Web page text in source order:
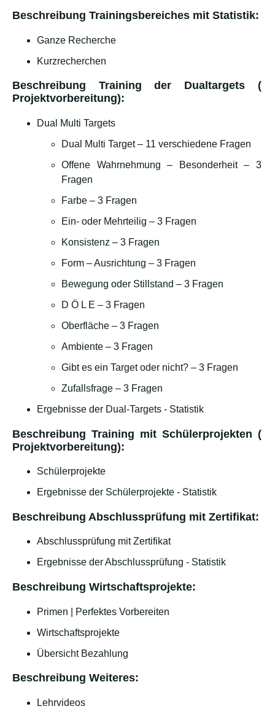
Beschreibung Trainingsbereiches mit Statistik:
Ganze Recherche
Kurzrecherchen
Beschreibung Training der Dualtargets (
Projektvorbereitung):
Dual Multi Targets
Dual Multi Target – 11 verschiedene Fragen
Offene Wahrnehmung – Besonderheit – 3
Fragen
Farbe – 3 Fragen
Ein- oder Mehrteilig – 3 Fragen
Konsistenz – 3 Fragen
Form – Ausrichtung – 3 Fragen
Bewegung oder Stillstand – 3 Fragen
D Ö L E – 3 Fragen
Oberfläche – 3 Fragen
Ambiente – 3 Fragen
Gibt es ein Target oder nicht? – 3 Fragen
Zufallsfrage – 3 Fragen
Ergebnisse der Dual-Targets - Statistik
Beschreibung Training mit Schülerprojekten (
Projektvorbereitung):
Schülerprojekte
Ergebnisse der Schülerprojekte - Statistik
Beschreibung Abschlussprüfung mit Zertifikat:
Abschlussprüfung mit Zertifikat
Ergebnisse der Abschlussprüfung - Statistik
Beschreibung Wirtschaftsprojekte:
Primen | Perfektes Vorbereiten
Wirtschaftsprojekte
Übersicht Bezahlung
Beschreibung Weiteres:
Lehrvideos